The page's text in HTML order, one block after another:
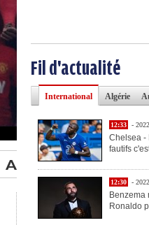
Fil d'actualité
International Algérie
12:33 -
Chelsea -
fautifs
12:30 -
Benzema
Ronaldo